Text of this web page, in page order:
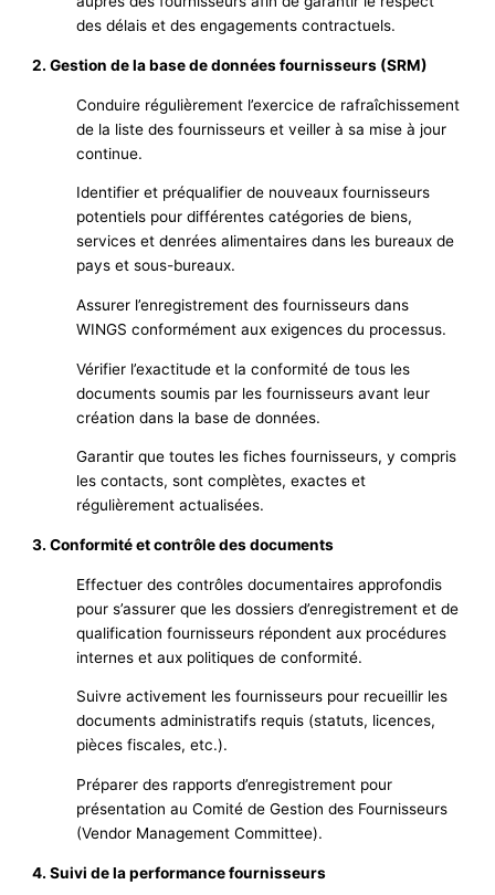
des délais et des engagements contractuels.
2. Gestion de la base de données fournisseurs (SRM)
Conduire régulièrement l’exercice de rafraîchissement
de la liste des fournisseurs et veiller à sa mise à jour
continue.
Identifier et préqualifier de nouveaux fournisseurs
potentiels pour différentes catégories de biens,
services et denrées alimentaires dans les bureaux de
pays et sous-bureaux.
Assurer l’enregistrement des fournisseurs dans
WINGS conformément aux exigences du processus.
Vérifier l’exactitude et la conformité de tous les
documents soumis par les fournisseurs avant leur
création dans la base de données.
Garantir que toutes les fiches fournisseurs, y compris
les contacts, sont complètes, exactes et
régulièrement actualisées.
3. Conformité et contrôle des documents
Effectuer des contrôles documentaires approfondis
pour s’assurer que les dossiers d’enregistrement et de
qualification fournisseurs répondent aux procédures
internes et aux politiques de conformité.
Suivre activement les fournisseurs pour recueillir les
documents administratifs requis (statuts, licences,
pièces fiscales, etc.).
Préparer des rapports d’enregistrement pour
présentation au Comité de Gestion des Fournisseurs
(Vendor Management Committee).
4. Suivi de la performance fournisseurs